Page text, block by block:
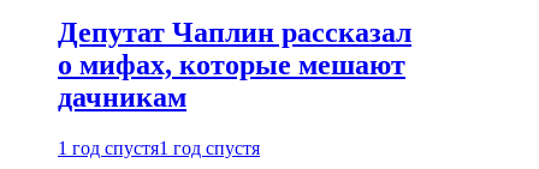
Депутат Чаплин рассказал
о мифах, которые мешают
дачникам
1 год спустя1 год спустя